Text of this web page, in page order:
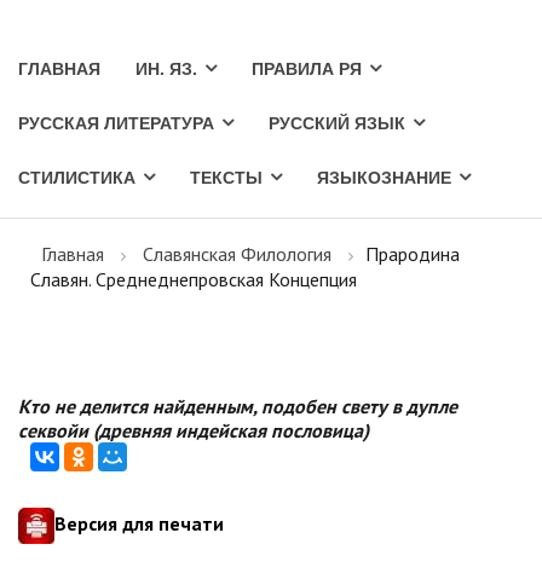
ГЛАВНАЯ ИН. ЯЗ. ПРАВИЛА РЯ
РУССКАЯ ЛИТЕРАТУРА РУССКИЙ ЯЗЫК
СТИЛИСТИКА ТЕКСТЫ ЯЗЫКОЗНАНИЕ
Главная Славянская Филология
Прародина
Славян. Среднеднепровская Концепция
Кто не делится найденным, подобен свету в дупле
секвойи (древняя индейская пословица)
Версия для печати